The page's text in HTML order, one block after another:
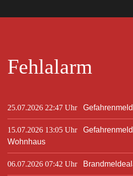
Fehlalarm
25.07.2026 22:47 Uhr
15.07.2026 13:05 Uhr
Wohnhaus
06.07.2026 07:42 Uhr